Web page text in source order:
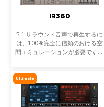
IR360
5.1 サラウンド音声で再生するに
は、100%完全に信頼のおける空
間エミュレーションが必要です。
ン・リバーブのコントロールが必
要となります。そして、そ
Ultimate